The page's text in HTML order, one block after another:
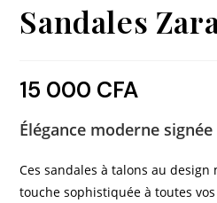
Sandales
15 000 CFA
Élégance moderne signée
Ces sandales à talons au
touche sophistiquée à toutes